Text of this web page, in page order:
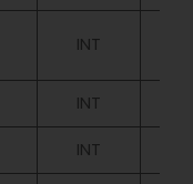
INT
INT
INT